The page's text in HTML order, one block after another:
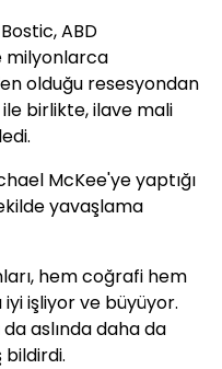
ABD
milyonlarca
olduğu resesyondan
ile birlikte, ilave mali
McKee'ye yaptığı
yavaşlama
hem coğrafi hem
işliyor ve büyüyor.
aslında daha da